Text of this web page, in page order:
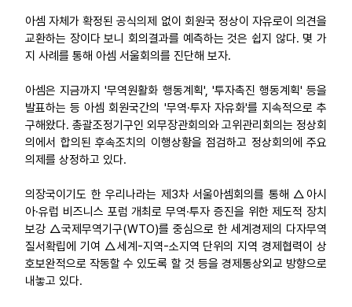
아셈 자체가 확정된 공식의제 없이 회원국 정상이 자유로이 의견을
교환하는 장이다 보니 회의결과를 예측하는 것은 쉽지 않다. 몇 가
지 사례를 통해 아셈 서울회의를 진단해 보자.
아셈은 지금까지 '무역원활화 행동계획', '투자촉진 행동계획' 등을
발표하는 등 아셈 회원국간의 '무역·투자 자유화'를 지속적으로 추
구해왔다. 총괄조정기구인 외무장관회의와 고위관리회의는 정상회
의에서 합의된 후속조치의 이행상황을 점검하고 정상회의에 주요
의제를 상정하고 있다.
의장국이기도 한 우리나라는 제3차 서울아셈회의를 통해 △아시
아·유럽 비즈니스 포럼 개최로 무역·투자 증진을 위한 제도적 장치
보강 △국제무역기구(WTO)를 중심으로 한 세계경제의 다자무역
질서확립에 기여 △세계-지역-소지역 단위의 지역 경제협력이 상
호보완적으로 작동할 수 있도록 할 것 등을 경제통상외교 방향으로
내놓고 있다.